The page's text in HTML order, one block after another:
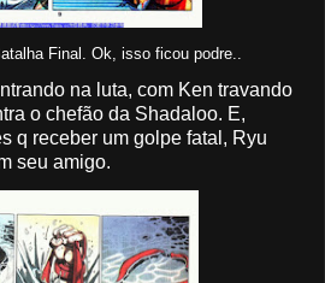
Final. Ok, isso ficou podre..
na luta, com Ken travando
o chefão da Shadaloo. E,
q receber um golpe fatal, Ryu
seu amigo.